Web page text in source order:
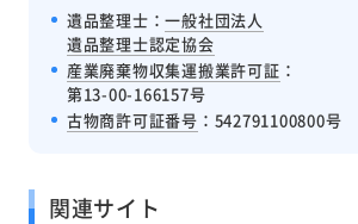
遺品整理士：一般社団法人
遺品整理士認定協会
産業廃棄物収集運搬業許可証 ：
第13-00-166157号
古物商許可証番号 ：542791100800号
関連サイト